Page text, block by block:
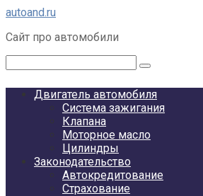
Перейти
контенту
autoand.ru
Сайт про автомобили
Двигатель автомобиля
Система зажигания
Клапана
Моторное масло
Цилиндры
Законодательство
Автокредитование
Страхование